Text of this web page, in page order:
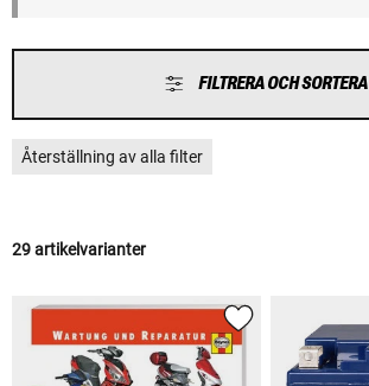
FILTRERA OCH SORTERA
Återställning av alla filter
29 artikelvarianter